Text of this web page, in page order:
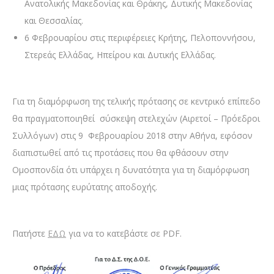
Ανατολικής Μακεδονίας και Θράκης, Δυτικής Μακεδονίας
και Θεσσαλίας.
6 Φεβρουαρίου στις περιφέρειες Κρήτης, Πελοποννήσου,
Στερεάς Ελλάδας, Ηπείρου και Δυτικής Ελλάδας.
Για τη διαμόρφωση της τελικής πρότασης σε κεντρικό επίπεδο
θα πραγματοποιηθεί σύσκεψη στελεχών (Αιρετοί – Πρόεδροι
Συλλόγων) στις 9 Φεβρουαρίου 2018 στην Αθήνα, εφόσον
διαπιστωθεί από τις προτάσεις που θα φθάσουν στην
Ομοσπονδία ότι υπάρχει η δυνατότητα για τη διαμόρφωση
μιας πρότασης ευρύτατης αποδοχής.
Πατήστε ΕΔΩ για να το κατεβάστε σε PDF.